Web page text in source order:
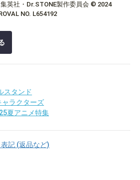
英社・Dr.STONE製作委員会 © 2024
NO. L654192
スタンド
ャラクターズ
夏アニメ特集
記 (返品など)